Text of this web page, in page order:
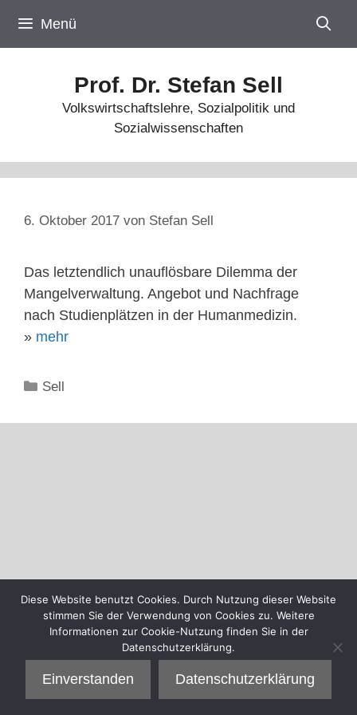
Inhalt
springen
Menü
Prof. Dr. Stefan Sell
Volkswirtschaftslehre, Sozialpolitik und
Sozialwissenschaften
6. Oktober 2017 von Stefan Sell
Das letztendlich unauflösbare Dilemma der
Mangelverwaltung. Angebot und Nachfrage
nach Studienplätzen in der Humanmedizin.
» mehr
Kategorien
Sell
Diese Website benutzt Cookies. Durch Nutzung dieser Website
stimmen Sie der Verwendung von Cookies zu. Weitere
Informationen zur Cookie-Nutzung finden Sie in der
Datenschutzerklärung.
Einverstanden Datenschutzerklärung